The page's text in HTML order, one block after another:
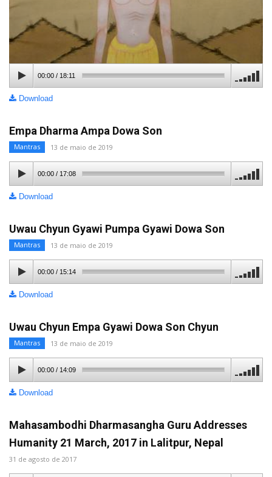
00:00 / 18:11
Download
Empa Dharma Ampa Dowa Son
Mantras 13 de maio de 2019
00:00/ 17:08
Download
Uwau Chyun Gyawi Pumpa Gyawi Dowa Son
Mantras 13 de maio de 2019
00:00/ 15:14
Download
Uwau Chyun Empa Gyawi Dowa Son Chyun
Mantras 13 de maio de 2019
00:00/ 14:09
Download
Mahasambodhi Dharmasangha Guru Addresses
Humanity 21 March, 2017 in Lalitpur, Nepal
31 de agosto de 2017